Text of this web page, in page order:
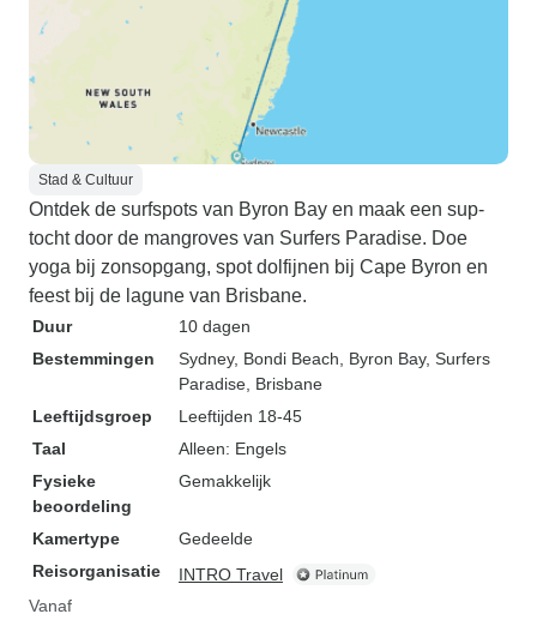
Stad & Cultuur
Ontdek de surfspots van Byron Bay en maak een sup-
tocht door de mangroves van Surfers Paradise. Doe
yoga bij zonsopgang, spot dolfijnen bij Cape Byron en
feest bij de lagune van Brisbane.
Duur
10 dagen
Bestemmingen
Sydney, Bondi Beach , Byron Bay, Surfers
Paradise , Brisbane
Leeftijdsgroep
Leeftijden 18-45
Taal
Alleen: Engels
Fysieke
beoordeling
Gemakkelijk
Kamertype
Gedeelde
Reisorganisatie
INTRO Travel
Vanaf